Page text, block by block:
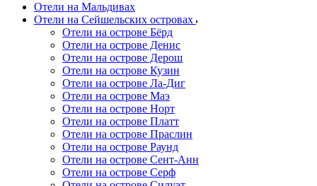
Отели на Мальдивах
Отели на Сейшельских островах
Отели на острове Бёрд
Отели на острове Денис
Отели на острове Дерош
Отели на острове Кузин
Отели на острове Ла-Диг
Отели на острове Маэ
Отели на острове Норт
Отели на острове Платт
Отели на острове Праслин
Отели на острове Раунд
Отели на острове Сент-Анн
Отели на острове Серф